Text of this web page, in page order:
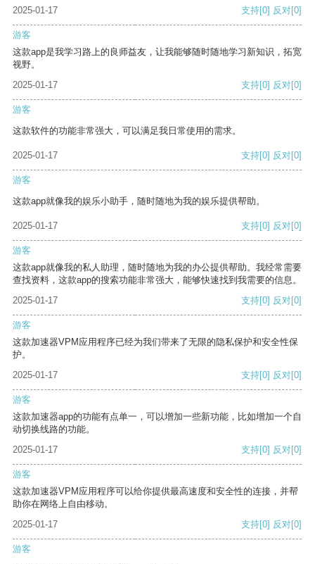
2025-01-17 支持[0] 反对[0]
游客
这款app是我学习路上的良师益友，让我能够随时随地学习新知识，拓宽
视野。
2025-01-17
支持[0] 反对[0]
游客
这款软件的功能非常强大，可以满足我日常使用的需求。
2025-01-17 支持[0] 反对[0]
游客
这款app就像我的娱乐小助手，随时随地为我的娱乐提供帮助。
2025-01-17 支持[0] 反对[0]
游客
这款app就像我的私人助理，随时随地为我的办公提供帮助。我经常需要
查找资料，这款app的搜索功能非常强大，能够快速找到我需要的信息。
2025-01-17
支持[0] 反对[0]
游客
这款加速器VPM应用程序已经为我们带来了无限的隐私保护和安全性保
护。
2025-01-17
支持[0] 反对[0]
游客
这款加速器app的功能有点单一，可以增加一些新功能，比如增加一个自
动切换线路的功能。
2025-01-17
支持[0] 反对[0]
游客
这款加速器VPM应用程序可以给你提供最高速度和安全性的连接，并帮
助你在网络上自由移动。
2025-01-17
支持[0] 反对[0]
游客